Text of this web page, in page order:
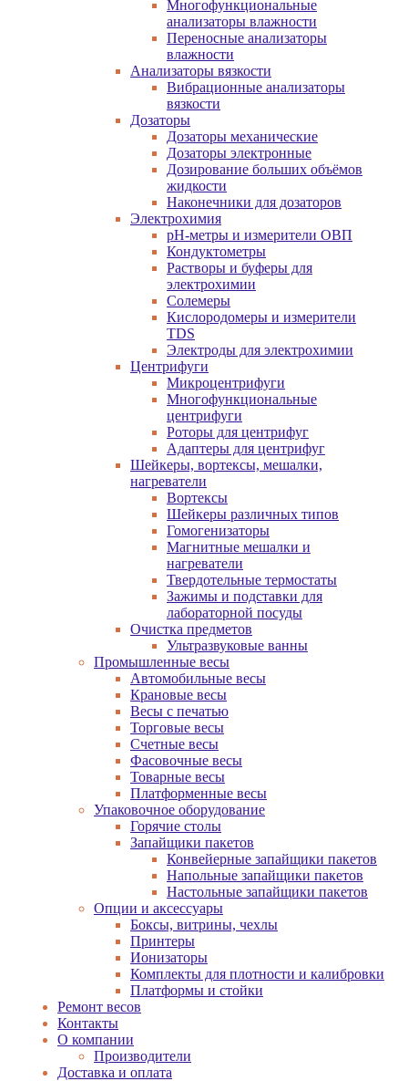
Многофункциональные
анализаторы влажности
Переносные анализаторы
влажности
Анализаторы вязкости
Вибрационные анализаторы
вязкости
Дозаторы
Дозаторы механические
Дозаторы электронные
Дозирование больших объёмов
жидкости
Наконечники для дозаторов
Электрохимия
pH-метры и измерители ОВП
Кондуктометры
Растворы и буферы для
электрохимии
Солемеры
Кислородомеры и измерители
TDS
Электроды для электрохимии
Центрифуги
Микроцентрифуги
Многофункциональные
центрифуги
Роторы для центрифуг
Адаптеры для центрифуг
Шейкеры, вортексы, мешалки,
нагреватели
Вортексы
Шейкеры различных типов
Гомогенизаторы
Магнитные мешалки и
нагреватели
Твердотельные термостаты
Зажимы и подставки для
лабораторной посуды
Очистка предметов
Ультразвуковые ванны
Промышленные весы
Автомобильные весы
Крановые весы
Весы с печатью
Торговые весы
Счетные весы
Фасовочные весы
Товарные весы
Платформенные весы
Упаковочное оборудование
Горячие столы
Запайщики пакетов
Конвейерные запайщики пакетов
Напольные запайщики пакетов
Настольные запайщики пакетов
Опции и аксессуары
Боксы, витрины, чехлы
Принтеры
Ионизаторы
Комплекты для плотности и калибровки
Платформы и стойки
Ремонт весов
Контакты
О компании
Производители
Доставка и оплата